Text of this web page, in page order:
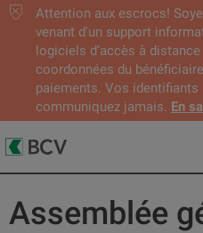
Attention aux escrocs!
venant d'un support
logiciels d’accès à
coordonnées du
paiements. Vos
communiquez jamais. En
Assemblée